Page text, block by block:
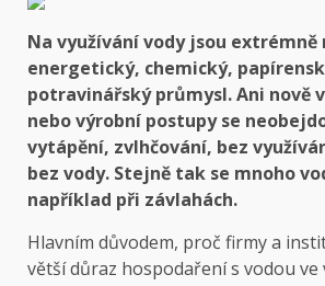
Na využívání vody jsou extrémně
energetický, chemický,
potravinářský průmysl. Ani nově
nebo výrobní postupy se
vytápění, zvlhčování, bez
bez vody. Stejně tak se mnoho
například při závlahách.
Hlavním důvodem, proč firmy a
větší důraz hospodaření s vodou ve